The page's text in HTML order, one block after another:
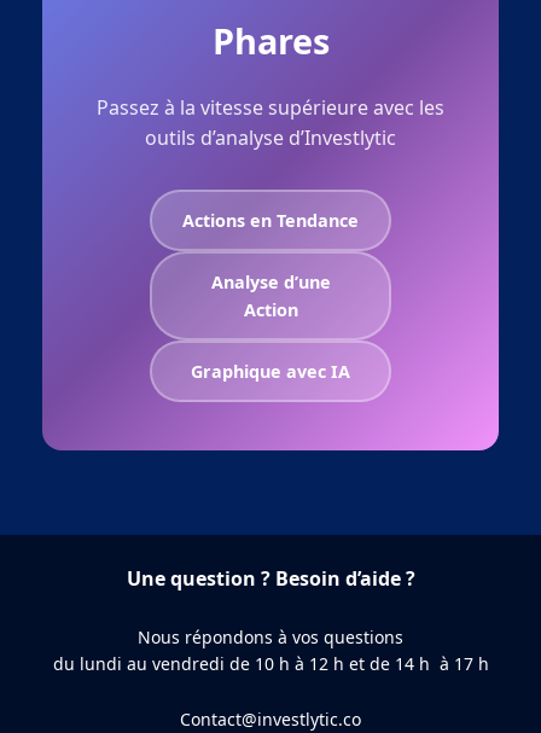
Phares
Passez à la vitesse supérieure avec les
outils d’analyse d’Investlytic
Actions en Tendance
Analyse d’une
Action
Graphique avec IA
Une question ? Besoin d’aide ?
Nous répondons à vos questions
du lundi au vendredi de 10 h à 12 h et de 14 h à 17 h
Contact@investlytic.co